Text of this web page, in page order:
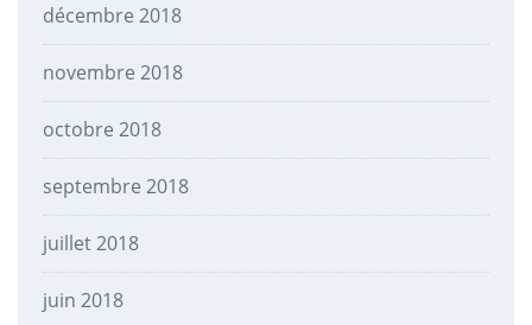
décembre 2018
novembre 2018
octobre 2018
septembre 2018
juillet 2018
juin 2018